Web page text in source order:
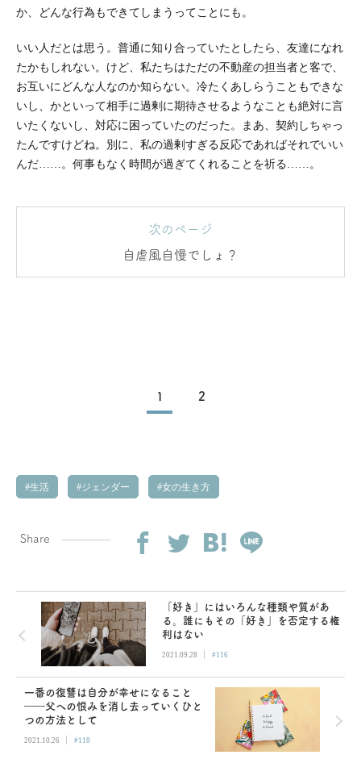
か、どんな行為もできてしまうってことにも。
いい人だとは思う。普通に知り合っていたとしたら、友達になれ
たかもしれない。けど、私たちはただの不動産の担当者と客で、
お互いにどんな人なのか知らない。冷たくあしらうこともできな
いし、かといって相手に過剰に期待させるようなことも絶対に言
いたくないし、対応に困っていたのだった。まあ、契約しちゃっ
たんですけどね。別に、私の過剰すぎる反応であればそれでいい
んだ……。何事もなく時間が過ぎてくれることを祈る……。
次のページ
自虐風自慢でしょ？
1 2
生活 ジェンダー 女の生き方
Share
「好き」にはいろんな種類や質があ
る。誰にもその「好き」を否定する権
利はない
2021.09.28 | #116
一番の復讐は自分が幸せになること
――父への恨みを消し去っていくひと
つの方法として
2021.10.26 | #118